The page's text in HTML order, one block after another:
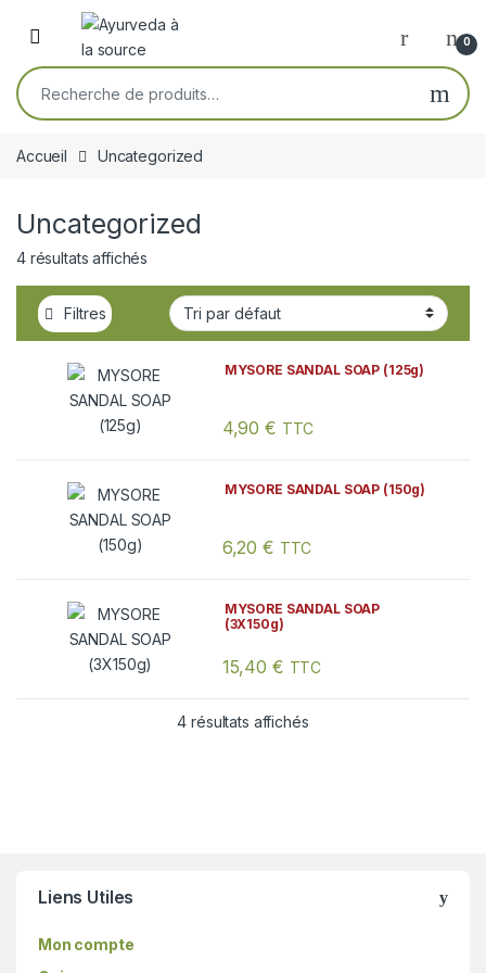
Skip to navigation
Skip to content
Open 0
Recherche pour :
Accueil Uncategorized
Uncategorized
4 résultats affichés
Filtres
MYSORE SANDAL SOAP (125g)
4,90 € TTC
MYSORE SANDAL SOAP (150g)
6,20 € TTC
MYSORE SANDAL SOAP
(3X150g)
15,40 € TTC
4 résultats affichés
Liens Utiles
Mon compte